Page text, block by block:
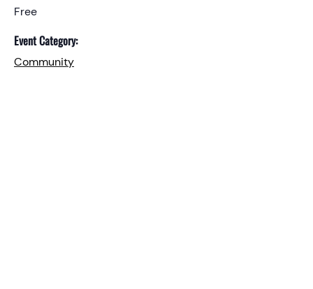
Free
Event Category:
Community